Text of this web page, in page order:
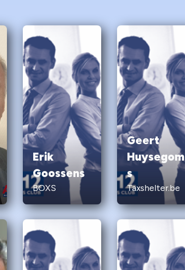
Erik
Goossens
BOXS
Geert
Huysegom
s
Taxshelter.be